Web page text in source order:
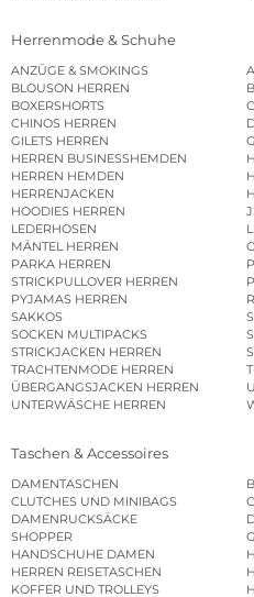
Herrenmode & Schuhe
ANZÜGE & SMOKINGS
BLOUSON HERREN
BOXERSHORTS
CHINOS HERREN
GILETS HERREN
HERREN BUSINESSHEMDEN
HERREN HEMDEN
HERRENJACKEN
HOODIES HERREN
LEDERHOSEN
MÄNTEL HERREN
PARKA HERREN
STRICKPULLOVER HERREN
PYJAMAS HERREN
SAKKOS
SOCKEN MULTIPACKS
STRICKJACKEN HERREN
TRACHTENMODE HERREN
ÜBERGANGSJACKEN HERREN
UNTERWÄSCHE HERREN
Taschen & Accessoires
DAMENTASCHEN
CLUTCHES UND MINIBAGS
DAMENRUCKSÄCKE
SHOPPER
HANDSCHUHE DAMEN
HERREN REISETASCHEN
KOFFER UND TROLLEYS